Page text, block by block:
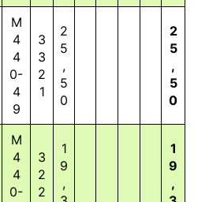
M
4
4
0-
4
9
3
3
2
1
2
5
,
5
0
2
5
,
5
0
M
4
4
0-
3
2
2
1
9
,
1
9
,